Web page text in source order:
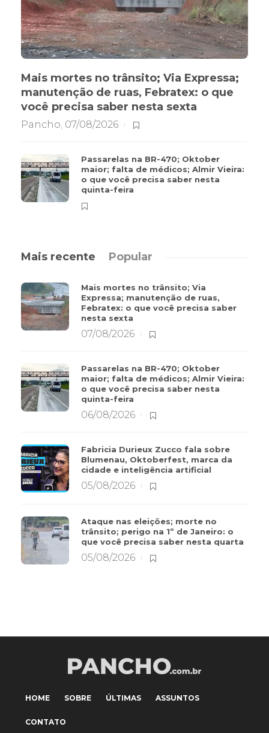
Mais mortes no trânsito; Via Expressa;
manutenção de ruas, Febratex: o que
você precisa saber nesta sexta
Pancho, 07/08/2026
Passarelas na BR-470; Oktober
maior; falta de médicos; Almir Vieira:
o que você precisa saber nesta
quinta-feira
Mais recente Popular
Mais mortes no trânsito; Via
Expressa; manutenção de ruas,
Febratex: o que você precisa saber
nesta sexta
07/08/2026
Passarelas na BR-470; Oktober
maior; falta de médicos; Almir Vieira:
o que você precisa saber nesta
quinta-feira
06/08/2026
Fabricia Durieux Zucco fala sobre
Blumenau, Oktoberfest, marca da
cidade e inteligência artificial
05/08/2026
Ataque nas eleições; morte no
trânsito; perigo na 1º de Janeiro: o
que você precisa saber nesta quarta
05/08/2026
HOME SOBRE ÚLTIMAS ASSUNTOS
CONTATO